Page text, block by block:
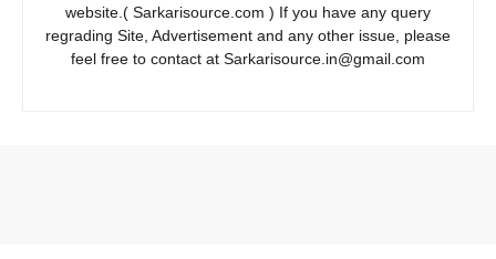
website.( Sarkarisource.com ) If you have any query
regrading Site, Advertisement and any other issue, please
feel free to contact at Sarkarisource.in@gmail.com